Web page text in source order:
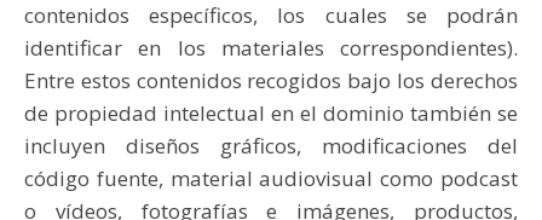
contenidos específicos, los cuales se podrán
identificar en los materiales correspondientes).
Entre estos contenidos recogidos bajo los derechos
de propiedad intelectual en el dominio también se
incluyen diseños gráficos, modificaciones del
código fuente, material audiovisual como podcast
o vídeos, fotografías e imágenes, productos,